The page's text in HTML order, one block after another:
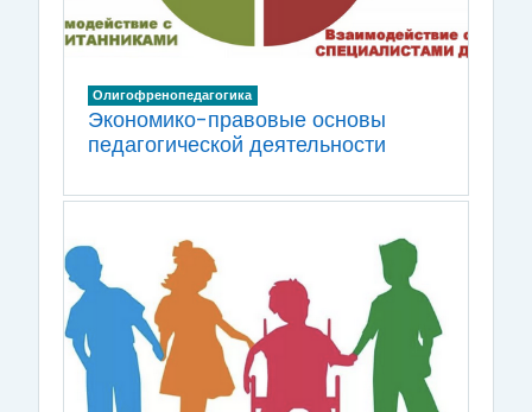
Олигофренопедагогика
Экономико-правовые основы
педагогической деятельности